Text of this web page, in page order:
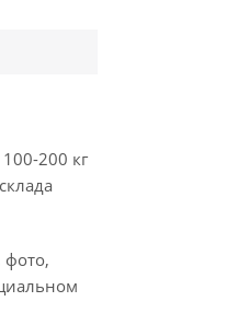
200 кг
фото,